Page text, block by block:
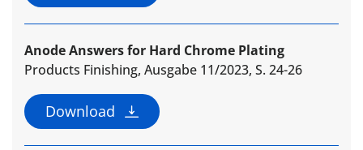
Anode Answers for Hard Chrome Plating
Products Finishing, Ausgabe 11/2023, S. 24-26
Download